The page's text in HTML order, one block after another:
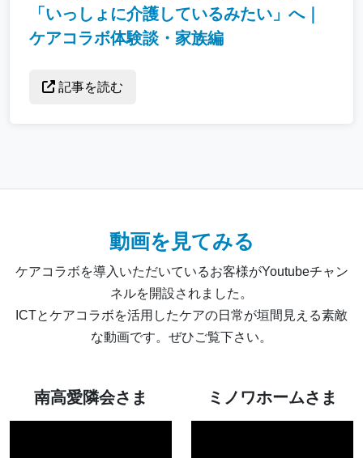
「いっしょに介護しているみたい」へ｜
ケアコラボ体験談・家族編
記事を読む
動画を見てみる
ケアコラボを導入いただいているお客様がYoutubeチャン
ネルを開設されました。
ICTとケアコラボを活用したケアの日常が垣間見える素敵
な動画です。ぜひご覧下さい。
南高愛隣会さま ミノワホームさま